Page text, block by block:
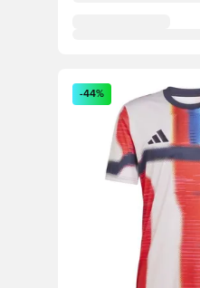
Odpre Modal za
-44%